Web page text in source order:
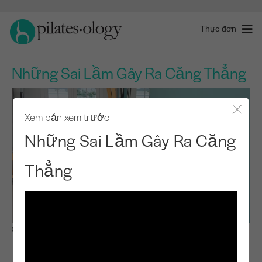
Thực đơn
Những Sai Lầm Gây Ra Căng Thẳng
Xem bản xem trước
Những Sai Lầm Gây Ra Căng
Thẳng
Quan sát & Học hỏi